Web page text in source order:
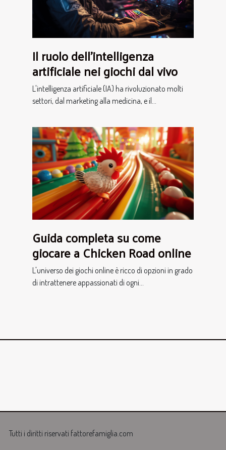
Il ruolo dell'intelligenza
artificiale nei giochi dal vivo
L'intelligenza artificiale (IA) ha rivoluzionato molti
settori, dal marketing alla medicina, e il...
Guida completa su come
giocare a Chicken Road online
L'universo dei giochi online è ricco di opzioni in grado
di intrattenere appassionati di ogni...
Tutti i diritti riservati fattorefamiglia.com